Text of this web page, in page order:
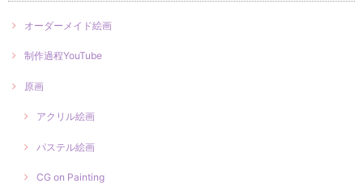
オーダーメイド絵画
制作過程YouTube
原画
アクリル絵画
パステル絵画
CG on Painting